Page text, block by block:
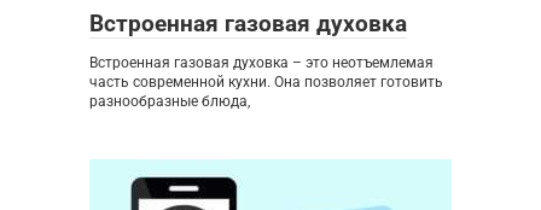
Встроенная газовая духовка
Встроенная газовая духовка – это неотъемлемая
часть современной кухни. Она позволяет готовить
разнообразные блюда,